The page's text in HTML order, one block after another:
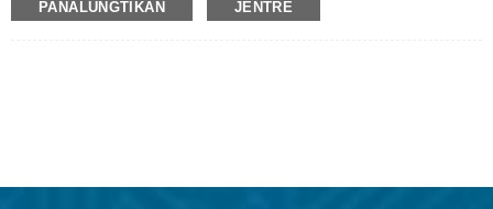
PANALUNGTIKAN JÉNTRÉ